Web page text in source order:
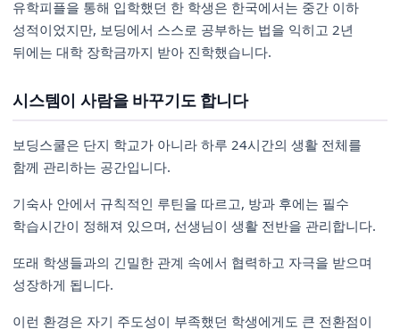
유학피플을 통해 입학했던 한 학생은 한국에서는 중간 이하
성적이었지만, 보딩에서 스스로 공부하는 법을 익히고 2년
뒤에는 대학 장학금까지 받아 진학했습니다.
시스템이 사람을 바꾸기도 합니다
보딩스쿨은 단지 학교가 아니라 하루 24시간의 생활 전체를
함께 관리하는 공간입니다.
기숙사 안에서 규칙적인 루틴을 따르고, 방과 후에는 필수
학습시간이 정해져 있으며, 선생님이 생활 전반을 관리합니다.
또래 학생들과의 긴밀한 관계 속에서 협력하고 자극을 받으며
성장하게 됩니다.
이런 환경은 자기 주도성이 부족했던 학생에게도 큰 전환점이